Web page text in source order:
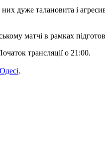
дуже талановита і
матчі в рамках
трансляції о 21:00.
.